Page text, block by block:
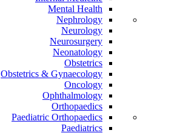
Mental Health
Nephrology
Neurology
Neurosurgery
Neonatology
Obstetrics
Obstetrics & Gynaecology
Oncology
Ophthalmology
Orthopaedics
Paediatric Orthopaedics
Paediatrics